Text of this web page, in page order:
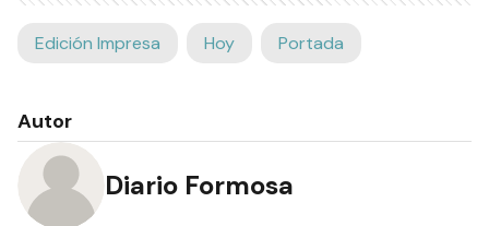
Edición Impresa Hoy Portada
Autor
Diario Formosa